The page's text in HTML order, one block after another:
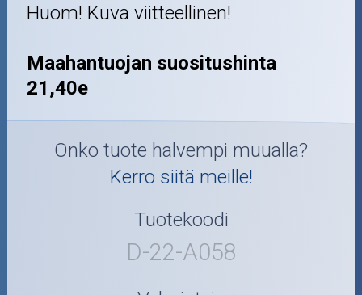
Huom! Kuva viitteellinen!
Maahantuojan suositushinta
21,40e
Onko tuote halvempi muualla?
Kerro siitä meille!
Tuotekoodi
D-22-A058